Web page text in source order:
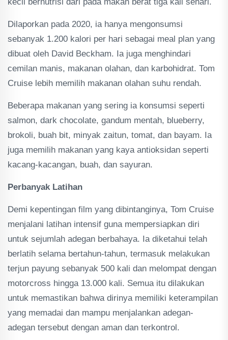
Dilaporkan pada 2020, ia hanya mengonsumsi
sebanyak 1.200 kalori per hari sebagai meal plan yang
dibuat oleh David Beckham. Ia juga menghindari
cemilan manis, makanan olahan, dan karbohidrat. Tom
Cruise lebih memilih makanan olahan suhu rendah.
Beberapa makanan yang sering ia konsumsi seperti
salmon, dark chocolate, gandum mentah, blueberry,
brokoli, buah bit, minyak zaitun, tomat, dan bayam. Ia
juga memilih makanan yang kaya antioksidan seperti
kacang-kacangan, buah, dan sayuran.
Perbanyak Latihan
Demi kepentingan film yang dibintanginya, Tom Cruise
menjalani latihan intensif guna mempersiapkan diri
untuk sejumlah adegan berbahaya. Ia diketahui telah
berlatih selama bertahun-tahun, termasuk melakukan
terjun payung sebanyak 500 kali dan melompat dengan
motorcross hingga 13.000 kali. Semua itu dilakukan
untuk memastikan bahwa dirinya memiliki keterampilan
yang memadai dan mampu menjalankan adegan-
adegan tersebut dengan aman dan terkontrol.